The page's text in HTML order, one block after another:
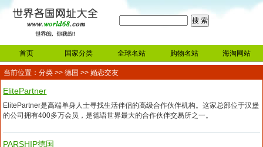
首页 国家分类 全球名站 购物名站 海淘网站
当前位置： 分类 >> 德国 >> 婚恋交友
ElitePartner
ElitePartner是高端单身人士寻找生活伴侣的高级合作伙伴机构。这家总部位于汉堡
的公司拥有400多万会员，是德语世界最大的合作伙伴交易所之一。
PARSHIP德国